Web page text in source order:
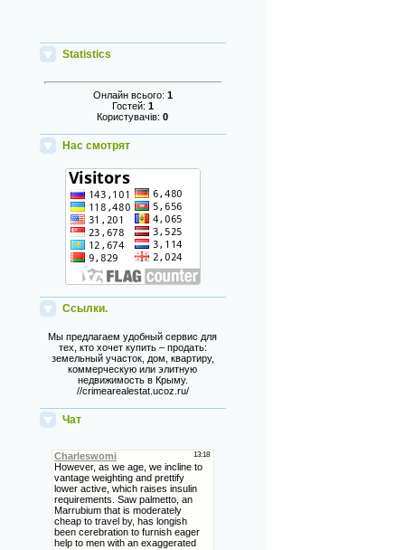
Statistics
Онлайн всього: 1
Гостей: 1
Користувачів:0
Нас смотрят
Ссылки.
Мы предлагаем удобный сервис для
тех, кто хочет купить – продать:
земельный участок, дом, квартиру,
коммерческую или элитную
недвижимость в Крыму.
//crimearealestat.ucoz.ru/
Чат